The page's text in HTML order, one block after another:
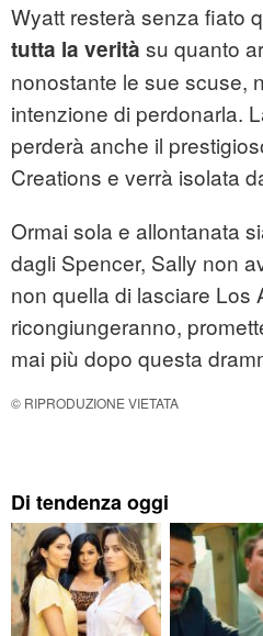
Wyatt resterà senza fiato
tutta la verità su quanto
nonostante le sue scuse,
intenzione di perdonarla.
perderà anche il
Creations e verrà isolata
Ormai sola e allontanata
dagli Spencer, Sally non
non quella di lasciare Los
ricongiungeranno,
mai più dopo questa
© RIPRODUZIONE VIETATA
Di tendenza oggi